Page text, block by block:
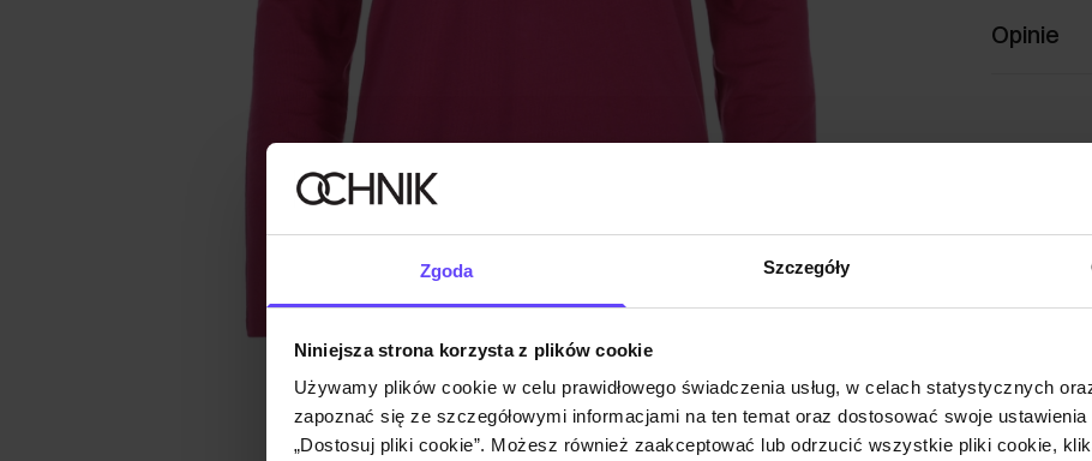
Zgoda Szczegóły
Niniejsza strona korzysta z plików cookie
Używamy plików cookie w celu prawidłowego świadczenia usług, w celach statystycznych
zapoznać się ze szczegółowymi informacjami na ten temat oraz dostosować swoje
„Dostosuj pliki cookie”. Możesz również zaakceptować lub odrzucić wszystkie pliki cookie,
Opinie